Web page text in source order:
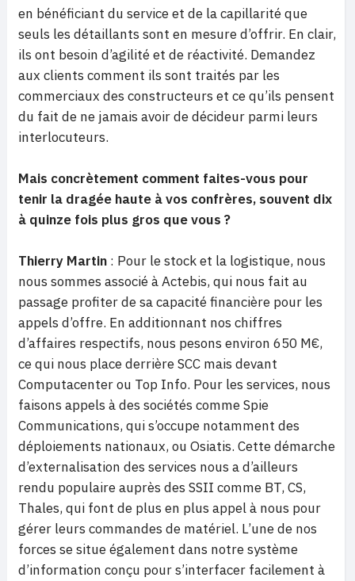
en bénéficiant du service et de la capillarité que
seuls les détaillants sont en mesure d’offrir. En clair,
ils ont besoin d’agilité et de réactivité. Demandez
aux clients comment ils sont traités par les
commerciaux des constructeurs et ce qu’ils pensent
du fait de ne jamais avoir de décideur parmi leurs
interlocuteurs.
Mais concrètement comment faites-vous pour
tenir la dragée haute à vos confrères, souvent dix
à quinze fois plus gros que vous ?
Thierry Martin : Pour le stock et la logistique, nous
nous sommes associé à Actebis, qui nous fait au
passage profiter de sa capacité financière pour les
appels d’offre. En additionnant nos chiffres
d’affaires respectifs, nous pesons environ 650 M€,
ce qui nous place derrière SCC mais devant
Computacenter ou Top Info. Pour les services, nous
faisons appels à des sociétés comme Spie
Communications, qui s’occupe notamment des
déploiements nationaux, ou Osiatis. Cette démarche
d’externalisation des services nous a d’ailleurs
rendu populaire auprès des SSII comme BT, CS,
Thales, qui font de plus en plus appel à nous pour
gérer leurs commandes de matériel. L’une de nos
forces se situe également dans notre système
d’information conçu pour s’interfacer facilement à